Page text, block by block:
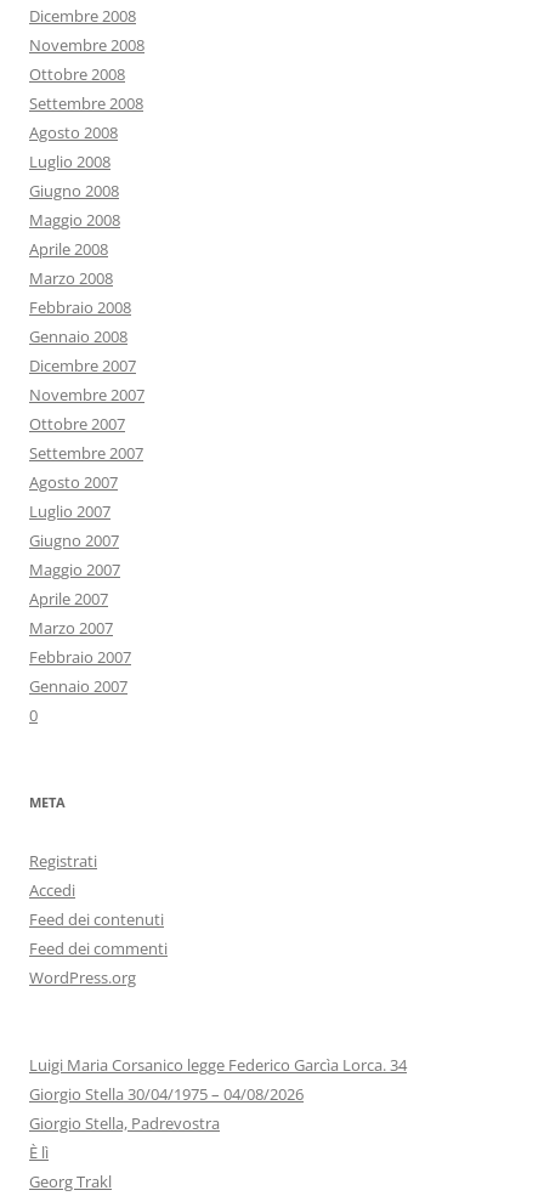
Dicembre 2008
Novembre 2008
Ottobre 2008
Settembre 2008
Agosto 2008
Luglio 2008
Giugno 2008
Maggio 2008
Aprile 2008
Marzo 2008
Febbraio 2008
Gennaio 2008
Dicembre 2007
Novembre 2007
Ottobre 2007
Settembre 2007
Agosto 2007
Luglio 2007
Giugno 2007
Maggio 2007
Aprile 2007
Marzo 2007
Febbraio 2007
Gennaio 2007
0
META
Registrati
Accedi
Feed dei contenuti
Feed dei commenti
WordPress.org
Luigi Maria Corsanico legge Federico Garcìa Lorca. 34
Giorgio Stella 30/04/1975 – 04/08/2026
Giorgio Stella, Padrevostra
È lì
Georg Trakl